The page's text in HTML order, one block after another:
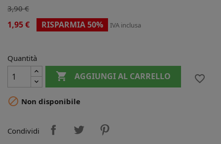
3,90 €
1,95 € RISPARMIA 50% IVA inclusa
Quantità
 AGGIUNGI AL CARRELLO
favorite_border
 Non disponibile
Condividi